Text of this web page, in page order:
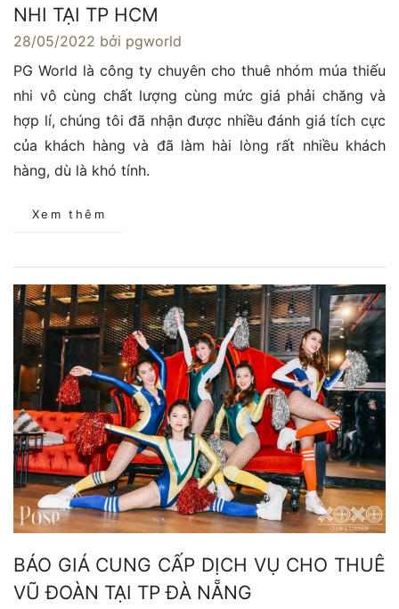
NHI TẠI TP HCM
28/05/2022 bởi pgworld
PG World là công ty chuyên cho thuê nhóm múa thiếu
nhi vô cùng chất lượng cùng mức giá phải chăng và
hợp lí, chúng tôi đã nhận được nhiều đánh giá tích cực
của khách hàng và đã làm hài lòng rất nhiều khách
hàng, dù là khó tính.
Xem thêm
BÁO GIÁ CUNG CẤP DỊCH VỤ CHO THUÊ
VŨ ĐOÀN TẠI TP ĐÀ NẴNG